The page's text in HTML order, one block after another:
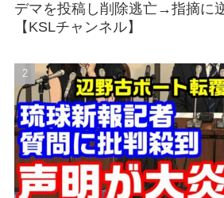
デマを投稿し削除逃亡→指摘に
【KSLチャンネル】